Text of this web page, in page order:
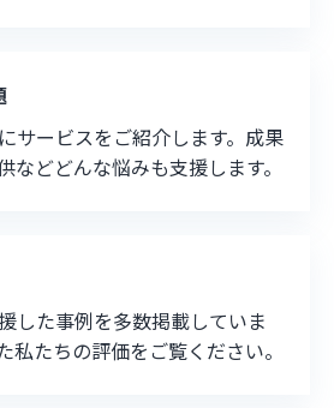
サービスをご紹介します。成果
などどんな悩みも支援します。
した事例を多数掲載していま
私たちの評価をご覧ください。